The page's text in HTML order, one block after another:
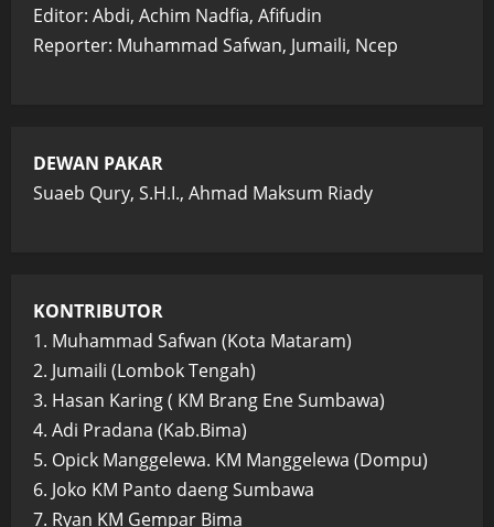
Editor: Abdi, Achim Nadfia, Afifudin
Reporter: Muhammad Safwan, Jumaili, Ncep
DEWAN PAKAR
Suaeb Qury, S.H.I., Ahmad Maksum Riady
KONTRIBUTOR
1. Muhammad Safwan (Kota Mataram)
2. Jumaili (Lombok Tengah)
3. Hasan Karing ( KM Brang Ene Sumbawa)
4. Adi Pradana (Kab.Bima)
5. Opick Manggelewa. KM Manggelewa (Dompu)
6. Joko KM Panto daeng Sumbawa
7. Ryan KM Gempar Bima